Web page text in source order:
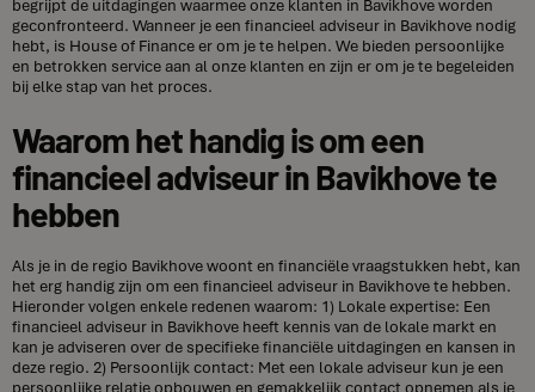
begrijpt de uitdagingen waarmee onze klanten in Bavikhove worden
geconfronteerd. Wanneer je een financieel adviseur in Bavikhove nodig
hebt, is House of Finance er om je te helpen. We bieden persoonlijke
en betrokken service aan al onze klanten en zijn er om je te begeleiden
bij elke stap van het proces.
Waarom het handig is om een
financieel adviseur in Bavikhove te
hebben
Als je in de regio Bavikhove woont en financiële vraagstukken hebt, kan
het erg handig zijn om een financieel adviseur in Bavikhove te hebben.
Hieronder volgen enkele redenen waarom: 1) Lokale expertise: Een
financieel adviseur in Bavikhove heeft kennis van de lokale markt en
kan je adviseren over de specifieke financiële uitdagingen en kansen in
deze regio. 2) Persoonlijk contact: Met een lokale adviseur kun je een
persoonlijke relatie opbouwen en gemakkelijk contact opnemen als je